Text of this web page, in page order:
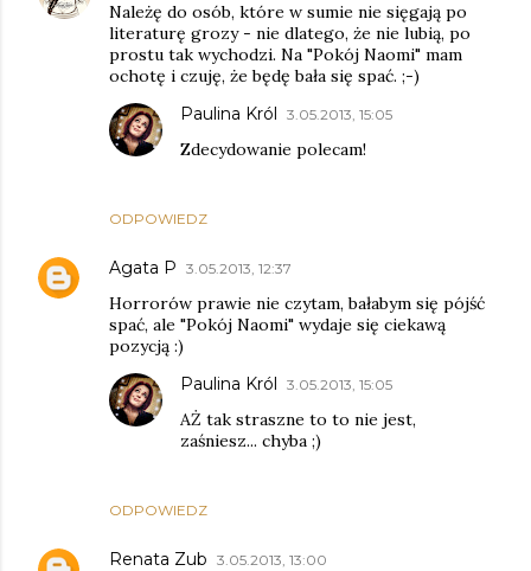
Należę do osób, które w sumie nie sięgają po
literaturę grozy - nie dlatego, że nie lubią, po
prostu tak wychodzi. Na "Pokój Naomi" mam
ochotę i czuję, że będę bała się spać. ;-)
ODPOWIEDZ
Paulina Król 3.05.2013, 15:05
Zdecydowanie polecam!
Agata P 3.05.2013, 12:37
Horrorów prawie nie czytam, bałabym się pójść
spać, ale "Pokój Naomi" wydaje się ciekawą
pozycją :)
ODPOWIEDZ
Paulina Król 3.05.2013, 15:05
AŻ tak straszne to to nie jest,
zaśniesz... chyba ;)
Renata Zub 3.05.2013, 13:00